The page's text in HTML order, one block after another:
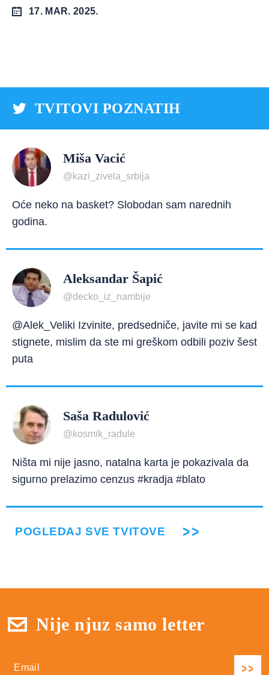
17. MAR. 2025.
TVITOVI POZNATIH
Miša Vacić
@kazi_zivela_srbija
Oće neko na basket? Slobodan sam narednih
godina.
Aleksandar Šapić
@decko_iz_nambije
@Alek_Veliki Izvinite, predsedniče, javite mi se kad
stignete, mislim da ste mi greškom odbili poziv šest
puta
Saša Radulović
@kosmik_radule
Ništa mi nije jasno, natalna karta je pokazivala da
sigurno prelazimo cenzus #kradja #blato
POGLEDAJ SVE TVITOVE
Nije njuz samo letter